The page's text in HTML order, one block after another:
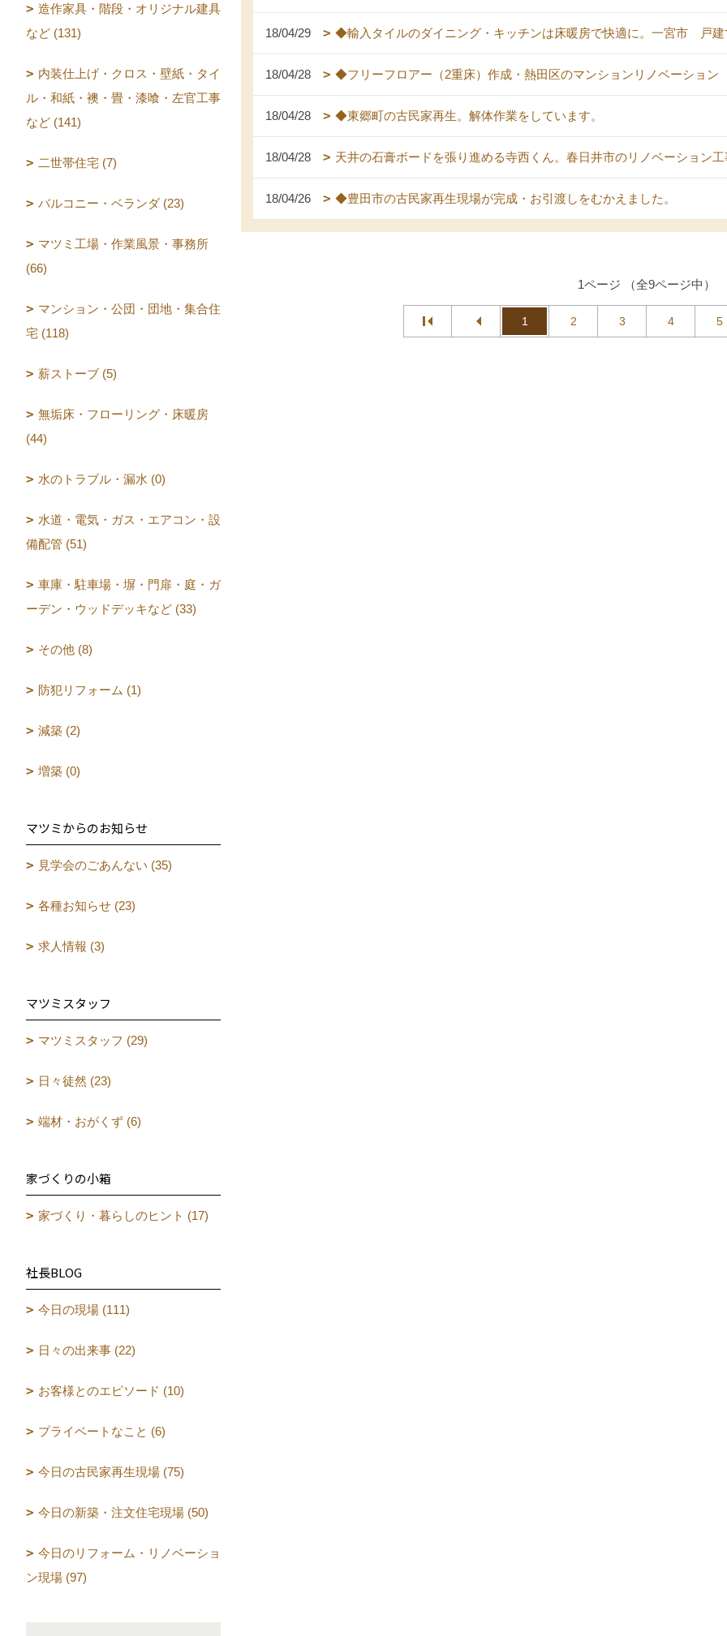
18/04/29 ◆輸入タイルのダイニング・キッチンは床暖房で快適に。一宮市 戸建
18/04/28 ◆フリーフロアー（2重床）作成・熱田区のマンションリノベーション
18/04/28 ◆東郷町の古民家再生。解体作業をしています。
18/04/28 天井の石膏ボードを張り進める寺西くん。春日井市のリノベーション
18/04/26 ◆豊田市の古民家再生現場が完成・お引渡しをむかえました。
1ページ （全9ページ中）
1 2 3 4 5
造作家具・階段・オリジナル建具
など (131)
内装仕上げ・クロス・壁紙・タイ
ル・和紙・襖・畳・漆喰・左官工事
など (141)
二世帯住宅 (7)
バルコニー・ベランダ (23)
マツミ工場・作業風景・事務所
(66)
マンション・公団・団地・集合住
宅 (118)
薪ストーブ (5)
無垢床・フローリング・床暖房
(44)
水のトラブル・漏水 (0)
水道・電気・ガス・エアコン・設
備配管 (51)
車庫・駐車場・塀・門扉・庭・ガ
ーデン・ウッドデッキなど (33)
その他 (8)
防犯リフォーム (1)
減築 (2)
増築 (0)
マツミからのお知らせ
見学会のごあんない (35)
各種お知らせ (23)
求人情報 (3)
マツミスタッフ
マツミスタッフ (29)
日々徒然 (23)
端材・おがくず (6)
家づくりの小箱
家づくり・暮らしのヒント (17)
社長BLOG
今日の現場 (111)
日々の出来事 (22)
お客様とのエピソード (10)
プライベートなこと (6)
今日の古民家再生現場 (75)
今日の新築・注文住宅現場 (50)
今日のリフォーム・リノベーショ
ン現場 (97)